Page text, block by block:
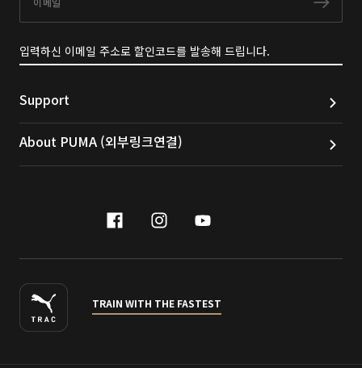
구독
입력하신 이메일 주소로 할인코드를 발송해 드립니다.
Support
About PUMA (외부링크연결)
facebook
instagram
youtube
TRAIN WITH THE FASTEST